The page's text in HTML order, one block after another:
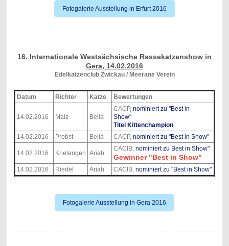
Fotogalerie Ausstellung in Erfurt 2016
16. Internationale Westsächsische Rassekatzenshow in
Gera, 14.02.2016
Edelkatzenclub Zwickau / Meerane Verein
Datum Richter Katze Bewertungen
14.02.2016 Malz Bella
CACP, nominiert zu "Best in
Show"
Titel Kittenchampion
14.02.2016
Probst Bella CACP, nominiert zu "Best in Show"
14.02.2016 Knelangen Ariah
CACIB, nominiert zu Best in Show"
Gewinner "Best in Show"
14.02.2016 Riedel Ariah CACIB, nominiert zu "Best in Show"
Fotogalerie Ausstellung in Gera 2016